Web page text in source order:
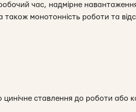
час, надмірне
монотонність роботи та
цинічне ставлення до роботи або